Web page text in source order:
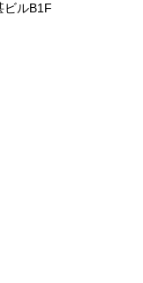
ルB1F